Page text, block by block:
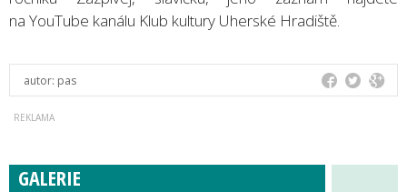
na YouTube kanálu Klub kultury Uherské Hradiště.
autor: pas
GALERIE